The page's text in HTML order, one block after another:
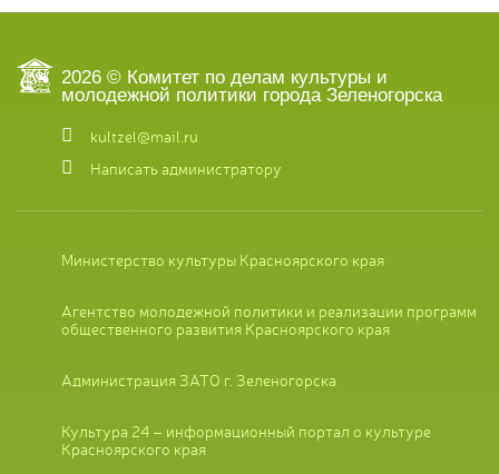
2026 © Комитет по делам культуры и
молодежной политики города Зеленогорска
kultzel@mail.ru
Написать администратору
Министерство культуры Красноярского края
Агентство молодежной политики и реализации программ
общественного развития Красноярского края
Администрация ЗАТО г. Зеленогорска
Культура 24 – информационный портал о культуре
Красноярского края